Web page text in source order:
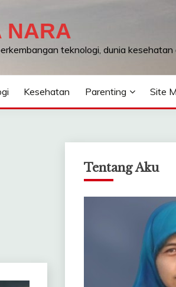
NARA
teknologi, dunia kesehatan
Kesehatan Parenting Site
Tentang Aku